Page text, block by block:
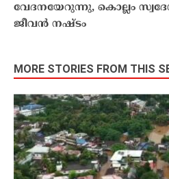
വേദനയേറുന്നു, കൊല്ലം
ജീവൻ നഷ്ടം
MORE STORIES FROM THIS